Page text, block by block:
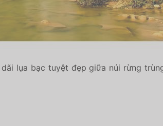
lụa bạc tuyệt đẹp giữa núi rừng